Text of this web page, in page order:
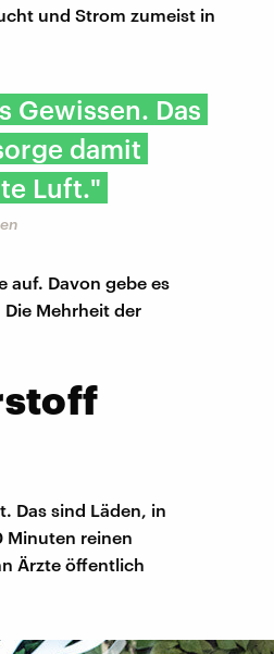
und Strom zumeist in
Das
damit
Luft."
auf. Davon gebe es
Mehrheit der
Das sind Läden, in
Minuten reinen
Ärzte öffentlich